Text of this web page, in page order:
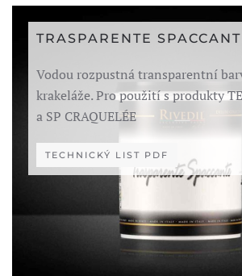
TRASPARENTE
Vodou rozpustná transparentní
krakeláže. Pro použití s produkty
a SP CRAQUELÉE
TECHNICKÝ LIST PDF